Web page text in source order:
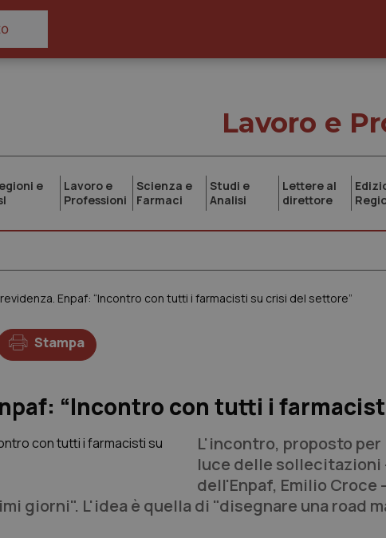
Lavoro e
e
Lavoro e
Professioni
Scienza e
Farmaci
Studi e
Analisi
Lettere al
direttore
Enpaf: “Incontro con tutti i farmacisti su crisi del settore”
Stampa
“Incontro con tutti i
L'incontro, proposto per
luce delle sollecitazioni
dell'Enpaf, Emilio
giorni". L'idea è quella di "disegnare una road